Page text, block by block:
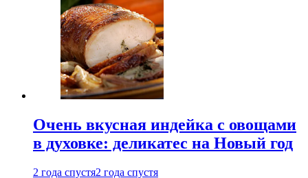
Очень вкусная индейка с овощами
в духовке: деликатес на Новый год
2 года спустя2 года спустя